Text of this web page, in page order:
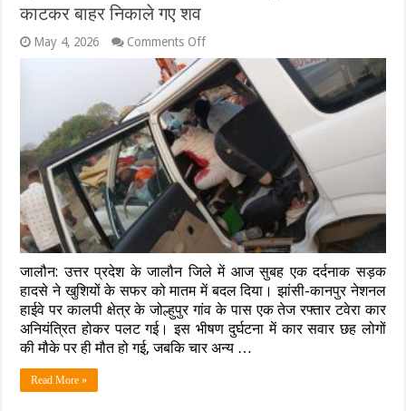
काटकर बाहर निकाले गए शव
May 4, 2026 Comments Offon
जालौन
में
भीषण
सड़क
हादसा:
अयोध्या
से
दर्शन
कर
लौट
रहे
परिवार
कार
पलटी,
6
मौत, कार
के
दरवाजे
जालौन: उत्तर प्रदेश के जालौन जिले में आज सुबह एक दर्दनाक सड़क
हादसे ने खुशियों के सफर को मातम में बदल दिया। झांसी-कानपुर नेशनल
हाईवे पर कालपी क्षेत्र के जोल्हुपुर गांव के पास एक तेज रफ्तार टवेरा कार
अनियंत्रित होकर पलट गई। इस भीषण दुर्घटना में कार सवार छह लोगों
की मौके पर ही मौत हो गई, जबकि चार अन्य …
Read More »